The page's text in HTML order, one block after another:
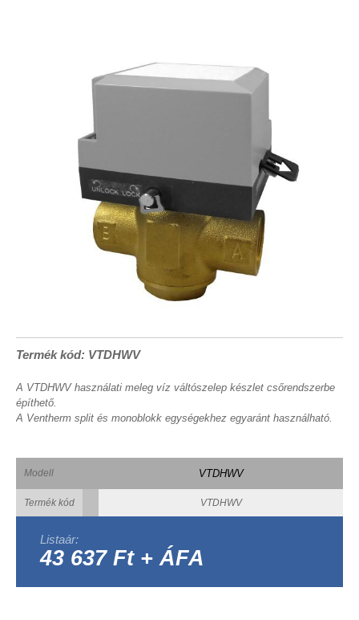
Termék kód: VTDHWV
A VTDHWV használati meleg víz váltószelep készlet csőrendszerbe
építhető.
A Ventherm split és monoblokk egységekhez egyaránt használható.
Modell VTDHWV
Termék kód VTDHWV
Listaár:
43 637 Ft + ÁFA